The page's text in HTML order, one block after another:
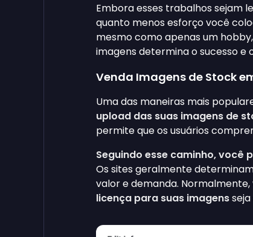
Embora esses trabalhos sejam
quanto menos esforço você
mesmo como apenas um
imagens determina o sucesso e
Venda Imagens de Stock
Uma das maneiras mais
upload das suas imagens de
permite que os usuários
Seguindo esse caminho, você
Os sites geralmente
valor e demanda. Normalmente,
licença para suas imagens